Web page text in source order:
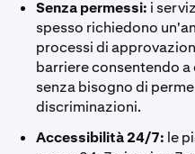
Senza permessi: i
spesso richiedono
processi di
barriere consentendo
senza bisogno di
discriminazioni.
Accessibilità 24/7: le